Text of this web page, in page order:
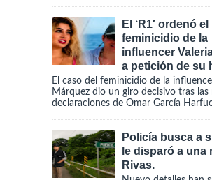
El ‘R1′ ordenó el
feminicidio de la
influencer
a petición de su
El caso del feminicidio de la
Márquez dio un giro decisivo tras las
declaraciones de Omar García
Policía busca a
le disparó a una
Rivas.